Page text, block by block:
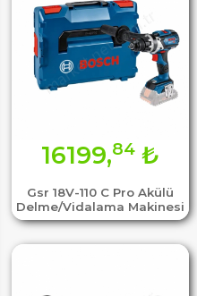
Gsr 18V-110 C Pro Akülü
Delme/Vidalama Makinesi
16199,84 ₺